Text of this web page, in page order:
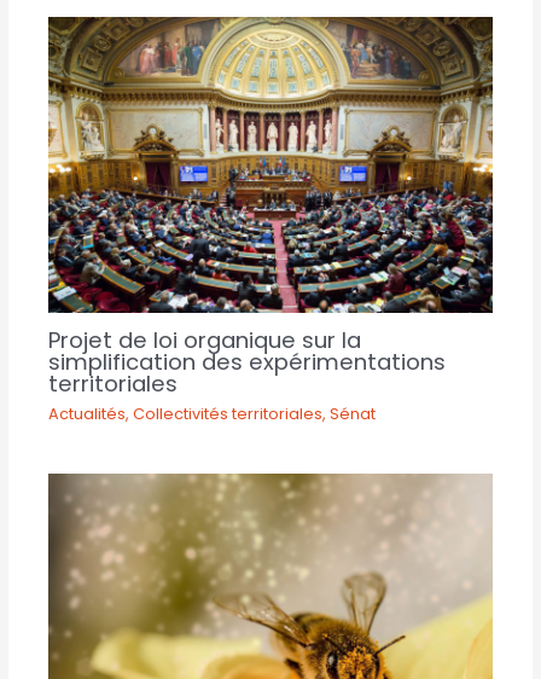
Projet de loi organique sur la
simplification des expérimentations
territoriales
Actualités,Collectivités territoriales,Sénat